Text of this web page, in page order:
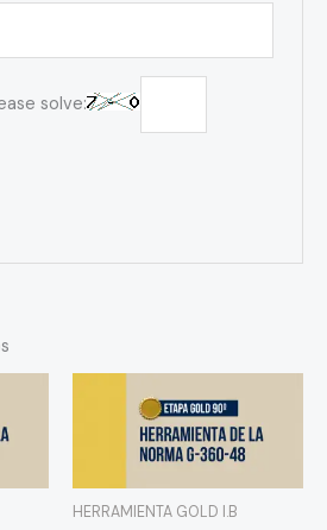
solve:
HERRAMIENTA GOLD I.B